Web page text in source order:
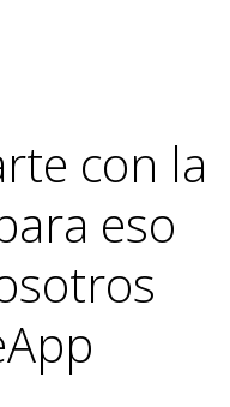
con la
eso